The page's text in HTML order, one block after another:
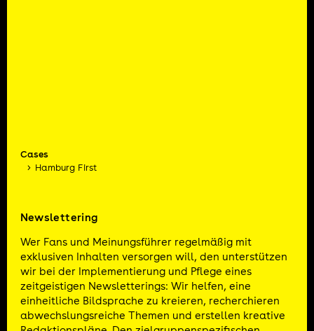
Cases
Hamburg First
Newslettering
Wer Fans und Meinungsführer regelmäßig mit
exklusiven Inhalten versorgen will, den unterstützen
wir bei der Implementierung und Pflege eines
zeitgeistigen Newsletterings: Wir helfen, eine
einheitliche Bildsprache zu kreieren, recherchieren
abwechslungsreiche Themen und erstellen kreative